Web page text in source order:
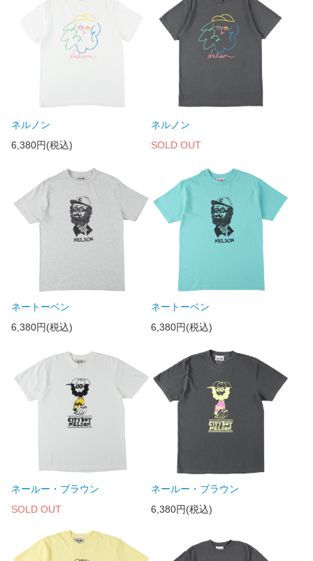
ネルノン
6,380円(税込)
ネルノン
SOLD OUT
ネートーベン
6,380円(税込)
ネートーベン
6,380円(税込)
ネールー・ブラウン
SOLD OUT
ネールー・ブラウン
6,380円(税込)